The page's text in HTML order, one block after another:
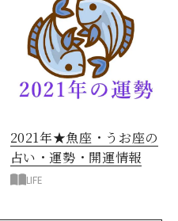
2021年★魚座・うお座の
占い・運勢・開運情報
LIFE